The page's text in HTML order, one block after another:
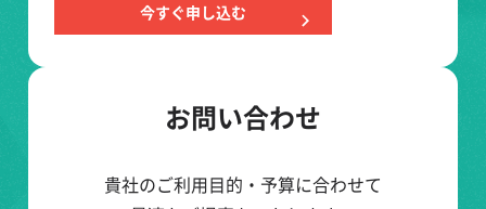
今すぐ申し込む
お問い合わせ
貴社のご利用目的・予算に合わせて